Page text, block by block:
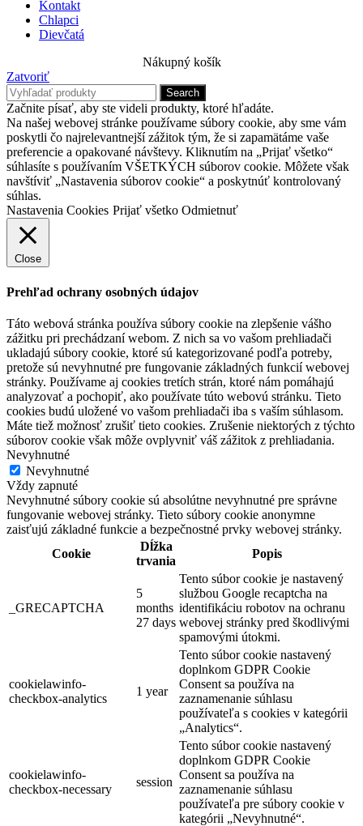
Kontakt
Chlapci
Dievčatá
Nákupný košík
Zatvoriť
Search
Začnite písať, aby ste videli produkty, ktoré hľadáte.
Na našej webovej stránke používame súbory cookie, aby sme vám
poskytli čo najrelevantnejší zážitok tým, že si zapamätáme vaše
preferencie a opakované návštevy. Kliknutím na „Prijať všetko“
súhlasíte s používaním VŠETKÝCH súborov cookie. Môžete však
navštíviť „Nastavenia súborov cookie“ a poskytnúť kontrolovaný
súhlas.
Nastavenia Cookies Prijať všetko Odmietnuť
Close
Prehľad ochrany osobných údajov
Táto webová stránka používa súbory cookie na zlepšenie vášho
zážitku pri prechádzaní webom. Z nich sa vo vašom prehliadači
ukladajú súbory cookie, ktoré sú kategorizované podľa potreby,
pretože sú nevyhnutné pre fungovanie základných funkcií webovej
stránky. Používame aj cookies tretích strán, ktoré nám pomáhajú
analyzovať a pochopiť, ako používate túto webovú stránku. Tieto
cookies budú uložené vo vašom prehliadači iba s vaším súhlasom.
Máte tiež možnosť zrušiť tieto cookies. Zrušenie niektorých z týchto
súborov cookie však môže ovplyvniť váš zážitok z prehliadania.
Nevyhnutné
Nevyhnutné
Vždy zapnuté
Nevyhnutné súbory cookie sú absolútne nevyhnutné pre správne
fungovanie webovej stránky. Tieto súbory cookie anonymne
zaisťujú základné funkcie a bezpečnostné prvky webovej stránky.
Cookie
Dĺžka
trvania
Popis
_GRECAPTCHA
5
months
27 days
Tento súbor cookie je nastavený
službou Google recaptcha na
identifikáciu robotov na ochranu
webovej stránky pred škodlivými
spamovými útokmi.
cookielawinfo-
checkbox-analytics
1 year
Tento súbor cookie nastavený
doplnkom GDPR Cookie
Consent sa používa na
zaznamenanie súhlasu
používateľa s cookies v kategórii
„Analytics“.
cookielawinfo-
checkbox-necessary
session
Tento súbor cookie nastavený
doplnkom GDPR Cookie
Consent sa používa na
zaznamenanie súhlasu
používateľa pre súbory cookie v
kategórii „Nevyhnutné“.